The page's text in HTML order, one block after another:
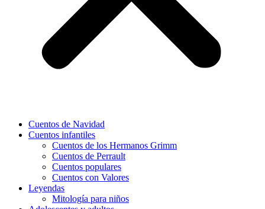
Cuentos de Navidad
Cuentos infantiles
Cuentos de los Hermanos Grimm
Cuentos de Perrault
Cuentos populares
Cuentos con Valores
Leyendas
Mitología para niños